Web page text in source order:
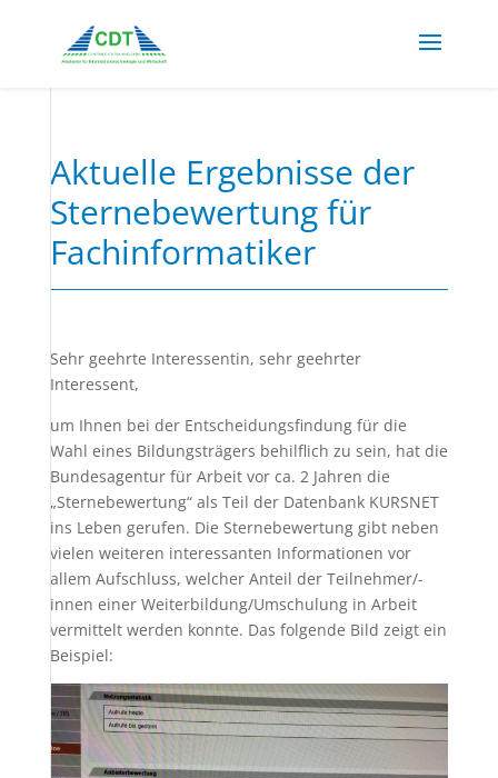
Aktuelle Ergebnisse der
Sternebewertung für
Fachinformatiker
Sehr geehrte Interessentin, sehr geehrter
Interessent,
um Ihnen bei der Entscheidungsfindung für die
Wahl eines Bildungsträgers behilflich zu sein, hat die
Bundesagentur für Arbeit vor ca. 2 Jahren die
„Sternebewertung“ als Teil der Datenbank KURSNET
ins Leben gerufen. Die Sternebewertung gibt neben
vielen weiteren interessanten Informationen vor
allem Aufschluss, welcher Anteil der Teilnehmer/-
innen einer Weiterbildung/Umschulung in Arbeit
vermittelt werden konnte. Das folgende Bild zeigt ein
Beispiel: